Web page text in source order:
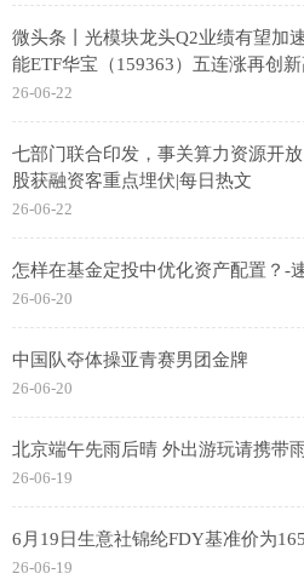
微头条丨光模块龙头Q2业绩有望加
能ETF华宝（159363）五连涨再创新
26-06-22
七部门联合印发，事关算力资源开
股获融资客重点埋伏|每日热文
26-06-22
怎样在基金定投中优化资产配置？-
26-06-20
中国队夺体操亚青赛男团金牌
26-06-20
北京端午先雨后晴 外出游玩请携带
26-06-19
6月19日生意社锦纶FDY基准价为
26-06-19